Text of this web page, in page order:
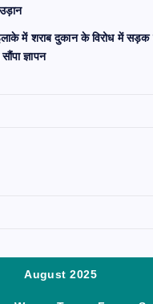
में शराब दुकान के विरोध में सड़क
ज्ञापन
August 2025